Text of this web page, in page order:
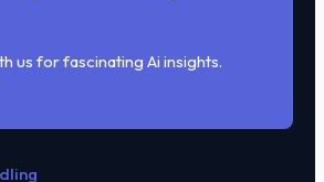
us for fascinating Ai insights.